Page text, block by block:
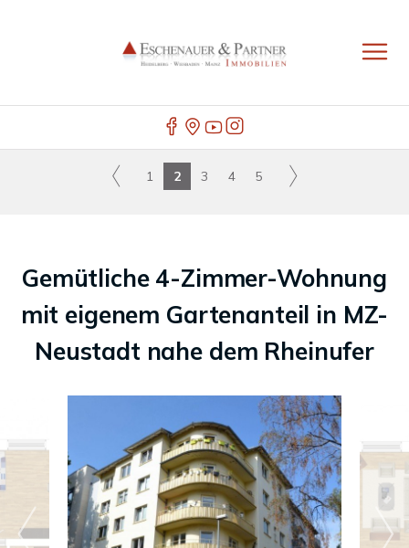
1 2 3 4 5
Gemütliche 4-Zimmer-Wohnung
mit eigenem Gartenanteil in MZ-
Neustadt nahe dem Rheinufer